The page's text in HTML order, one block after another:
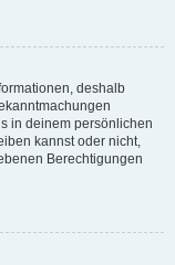
deshalb
in deinem persönlichen
kannst oder nicht,
Berechtigungen